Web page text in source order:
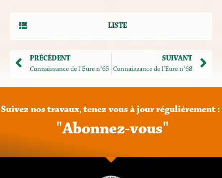
LISTE
PRÉCÉDENT
Connaissance de l’Eure n°65
SUIVANT
Connaissance de l’Eure n°68
Suivez nos travaux, tenez vous à jour régulièrement :
"Abonnez-vous"